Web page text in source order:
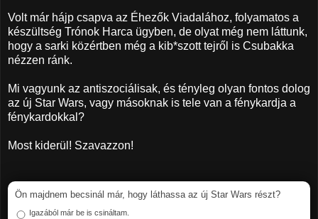
Volt már hájp csapva az Éhezők Viadalához, folyamatos a
készültség Trónok Harca ügyben, de olyat még nem láttunk,
hogy a sarki közértben még a kib*szott tejről is Csubakka
nézzen ránk.
Mi vagyunk az antiszociálisak, és tényleg olyan fontos dolog
az új Star Wars, vagy másoknak is tele van a fénykardja a
fénykardokkal?
Most kiderül! Szavazzon!
Ön majdnem becsinál már, hogy láthassa az új Star Wars részt?
Igazából már be is csináltam.